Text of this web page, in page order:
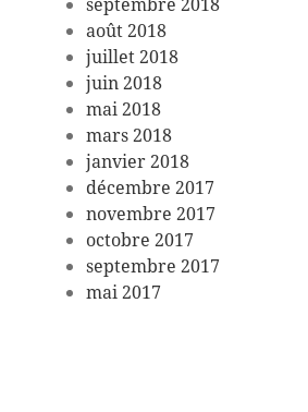
août 2018
juillet 2018
juin 2018
mai 2018
mars 2018
janvier 2018
décembre 2017
novembre 2017
octobre 2017
septembre 2017
mai 2017